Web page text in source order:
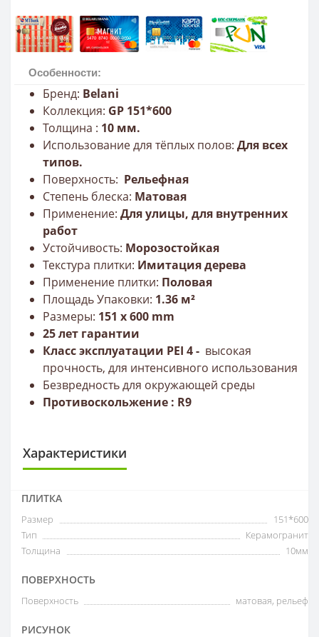
Особенности:
Бренд: Belani
Коллекция: GP 151*600
Толщина : 10 мм.
Использование для тёплых полов: Для всех
типов.
Поверхность: Рельефная
Степень блеска: Матовая
Применение: Для улицы, для внутренних
работ
Устойчивость: Морозостойкая
Текстура плитки: Имитация дерева
Применение плитки: Половая
Площадь Упаковки: 1.36 м²
Размеры: 151 x 600 mm
25 лет гарантии
Класс эксплуатации PEI 4 - высокая
прочность, для интенсивного использования
Безвредность для окружающей среды
Противоскольжение : R9
Характеристики
ПЛИТКА
Размер
151*600
Тип
Керамогранит
Толщина
10мм
ПОВЕРХНОСТЬ
Поверхность матовая, рельеф
РИСУНОК